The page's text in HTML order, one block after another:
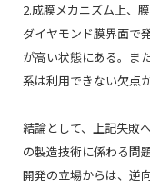
2.成膜メカニズム上、
ダイヤモンド膜界面で
が高い状態にある。ま
系は利用できない欠点が
結論として、上記失敗
の製造技術に係わる問
開発の立場からは、逆